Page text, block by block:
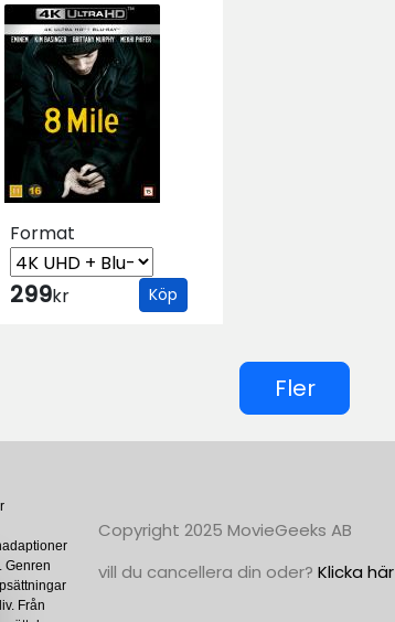
Format
299kr Köp
Fler
Genren
Från
Copyright 2025 MovieGeeks AB
vill du cancellera din oder? Klicka här